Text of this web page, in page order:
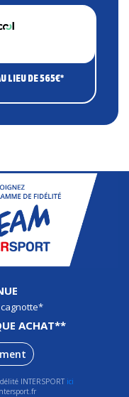
LIEU DE 565€*
ACHAT**
INTERSPORT ici